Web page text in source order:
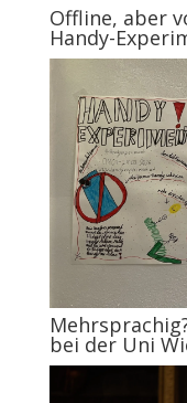
Offline, aber
Handy-
bei der Uni